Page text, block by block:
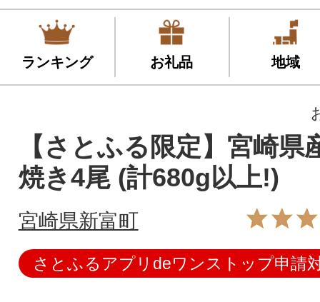
ランキング お礼品 地域
【さとふる限定】宮崎県
焼き4尾 (計680g以上!)
宮崎県新富町
さとふるアプリdeワンストップ申請